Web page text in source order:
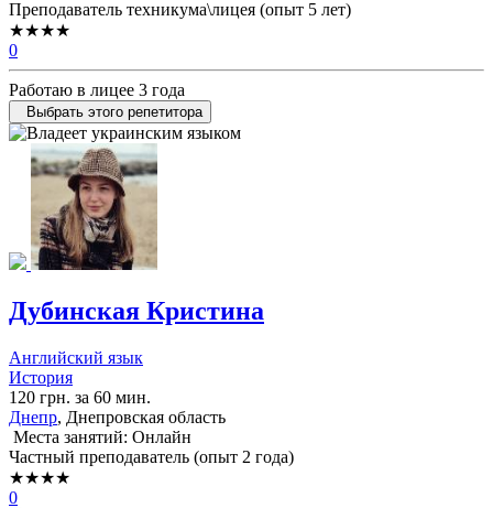
Преподаватель техникума\лицея (опыт 5 лет)
★★★★
0
Работаю в лицее 3 года
Выбрать этого репетитора
Дубинская Кристина
Английский язык
История
120 грн. за 60 мин.
Днепр, Днепровская область
Места занятий: Онлайн
Частный преподаватель (опыт 2 года)
★★★★
0